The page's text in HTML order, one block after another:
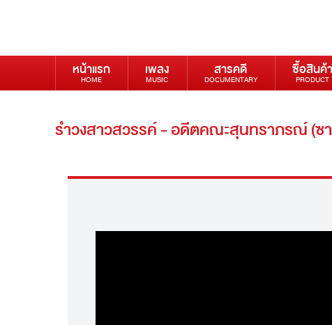
หน้าแรก
HOME
เพลง
MUSIC
สารคดี
DOCUMENTARY
ซื้อสินค้า
PRODUCT
รำวงสาวสวรรค์ - อดีตคณะสุนทราภรณ์ (ซ